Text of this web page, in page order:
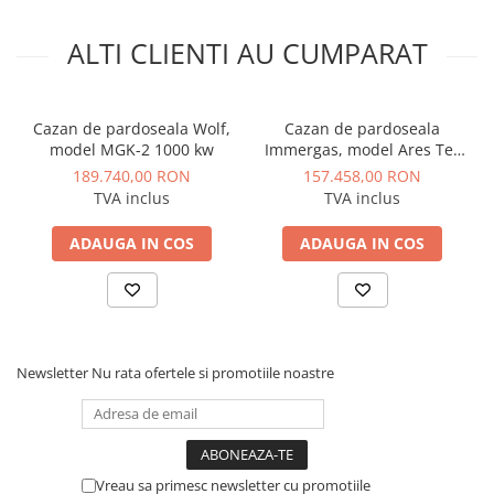
Confort ridicat la încălzire și apă caldă menajeră
Durată de viață extinsă a boilerului datorită
emailării vitrificate
Soluție completă pentru
case unifamiliale și
locuințe cu necesar mare de ACM
Ideală pentru sisteme hibride șiinstalații cu
panouri solare
Putere maximă:33 kW
Randament sezonier încălzire:
Randament la sarcină parțială (30%):
ALTI CLIENTI AU CUMPARAT
Cazan de pardoseala Wolf,
model MGK-2 1000 kw
189.740,00 RON
TVA inclus
ADAUGA IN COS
Cazan de pardoseala
Immergas, model Ares Tec
660 - 648 kw
157.458,00 RON
TVA inclus
ADAUGA IN COS
Newsletter Nu rata ofertele si promotiile noastre
Vreau sa primesc newsletter cu promotiile